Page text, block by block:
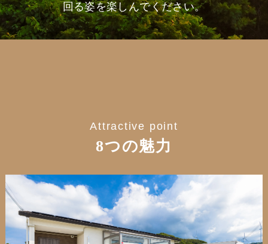
回る姿を楽しんでください。
Attractive point
8つの魅力